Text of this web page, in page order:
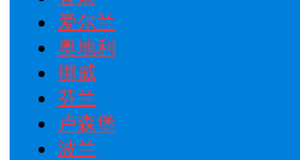
爱尔兰
奥地利
挪威
芬兰
卢森堡
波兰